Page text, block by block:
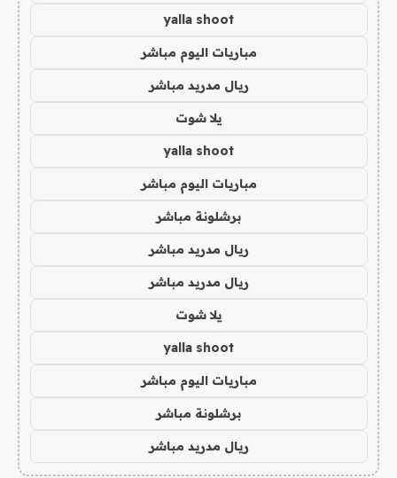
yalla shoot
مباريات اليوم مباشر
ريال مدريد مباشر
يلا شوت
yalla shoot
مباريات اليوم مباشر
برشلونة مباشر
ريال مدريد مباشر
ريال مدريد مباشر
يلا شوت
yalla shoot
مباريات اليوم مباشر
برشلونة مباشر
ريال مدريد مباشر